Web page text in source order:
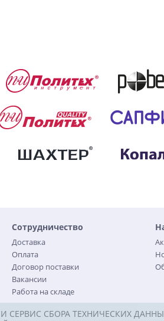
Сотрудничество
Доставка
Оплата
Договор поставки
Вакансии
Работа на складе
СЕРВИС СБОРА ТЕХНИЧЕСКИХ